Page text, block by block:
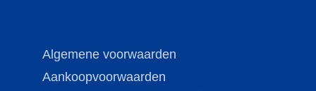
Algemene voorwaarden
Aankoopvoorwaarden